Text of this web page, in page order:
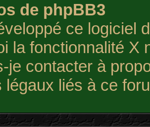
de phpBB3
ce logiciel
la fonctionnalité X
je contacter à
légaux liés à ce